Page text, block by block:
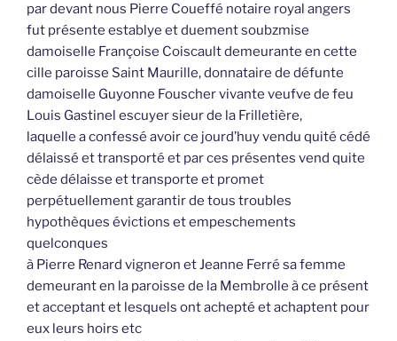
par devant nous Pierre Coueffé notaire royal angers
fut présente establye et duement soubzmise
damoiselle Françoise Coiscault demeurante en cette
cille paroisse Saint Maurille, donnataire de défunte
damoiselle Guyonne Fouscher vivante veufve de feu
Louis Gastinel escuyer sieur de la Frilletière,
laquelle a confessé avoir ce jourd’huy vendu quité cédé
délaissé et transporté et par ces présentes vend quite
cède délaisse et transporte et promet
perpétuellement garantir de tous troubles
hypothèques évictions et empeschements
quelconques
à Pierre Renard vigneron et Jeanne Ferré sa femme
demeurant en la paroisse de la Membrolle à ce présent
et acceptant et lesquels ont achepté et achaptent pour
eux leurs hoirs etc